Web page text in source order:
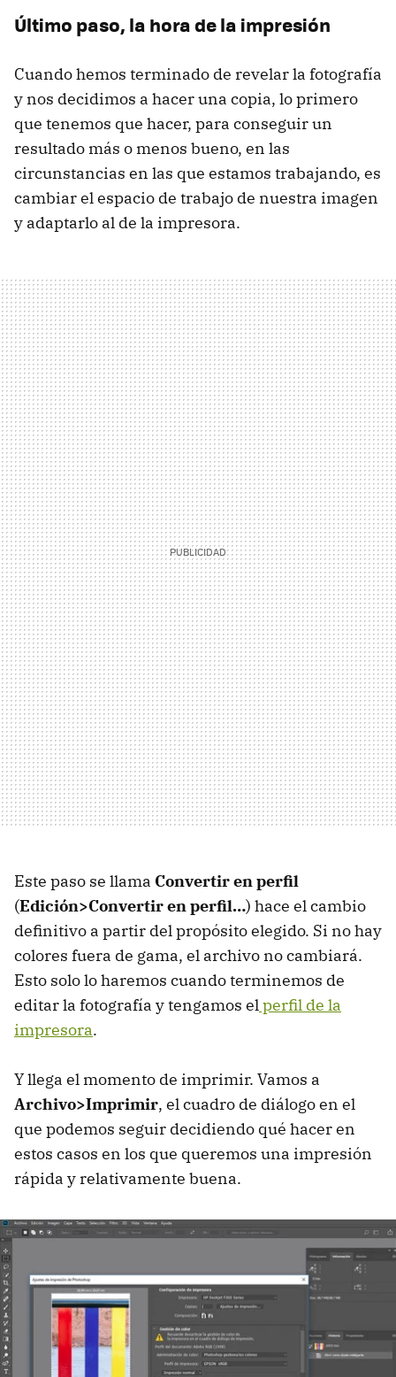
Último paso, la hora de la impresión
Cuando hemos terminado de revelar la fotografía
y nos decidimos a hacer una copia, lo primero
que tenemos que hacer, para conseguir un
resultado más o menos bueno, en las
circunstancias en las que estamos trabajando, es
cambiar el espacio de trabajo de nuestra imagen
y adaptarlo al de la impresora.
Este paso se llama Convertir en perfil
(Edición>Convertir en perfil…) hace el cambio
definitivo a partir del propósito elegido. Si no hay
colores fuera de gama, el archivo no cambiará.
Esto solo lo haremos cuando terminemos de
editar la fotografía y tengamos elperfil de la
impresora.
Y llega el momento de imprimir. Vamos a
Archivo>Imprimir, el cuadro de diálogo en el
que podemos seguir decidiendo qué hacer en
estos casos en los que queremos una impresión
rápida y relativamente buena.